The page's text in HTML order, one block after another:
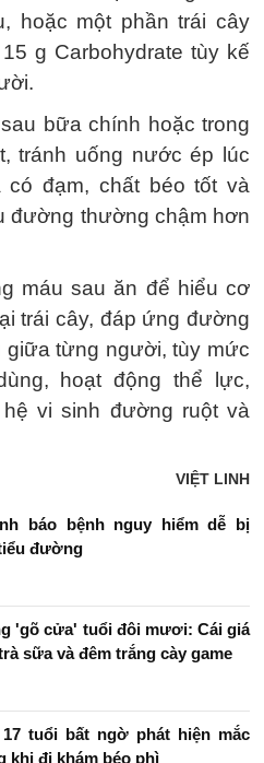
hoặc một phần trái cây
g Carbohydrate tùy kế
bữa chính hoặc trong
tránh uống nước ép lúc
đạm, chất béo tốt và
đường thường chậm hơn
máu sau ăn để hiểu cơ
trái cây, đáp ứng đường
giữa từng người, tùy mức
hoạt động thể lực,
vi sinh đường ruột và
VIỆT LINH
báo bệnh nguy hiểm dễ bị
đường
'gõ cửa' tuổi đôi mươi: Cái giá
sữa và đêm trắng cày game
17 tuổi bất ngờ phát hiện mắc
khi đi khám béo phì